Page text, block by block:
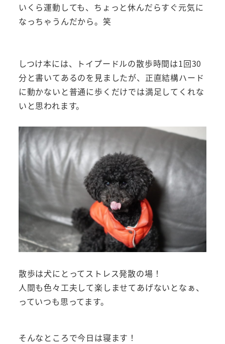
いくら運動しても、ちょっと休んだらすぐ元気に
なっちゃうんだから。笑
しつけ本には、トイプードルの散歩時間は1回30
分と書いてあるのを見ましたが、正直結構ハード
に動かないと普通に歩くだけでは満足してくれな
いと思われます。
散歩は犬にとってストレス発散の場！
人間も色々工夫して楽しませてあげないとなぁ、
っていつも思ってます。
そんなところで今日は寝ます！